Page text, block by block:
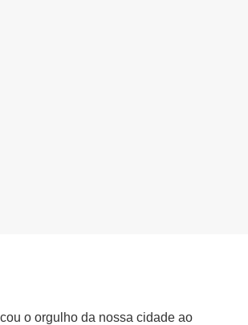
o orgulho da nossa cidade ao